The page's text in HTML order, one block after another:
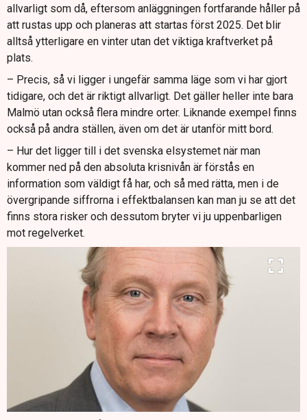
allvarligt som då, eftersom anläggningen fortfarande håller på
att rustas upp och planeras att startas först 2025. Det blir
alltså ytterligare en vinter utan det viktiga kraftverket på
plats.
– Precis, så vi ligger i ungefär samma läge som vi har gjort
tidigare, och det är riktigt allvarligt. Det gäller heller inte bara
Malmö utan också flera mindre orter. Liknande exempel finns
också på andra ställen, även om det är utanför mitt bord.
– Hur det ligger till i det svenska elsystemet när man
kommer ned på den absoluta krisnivån är förstås en
information som väldigt få har, och så med rätta, men i de
övergripande siffrorna i effektbalansen kan man ju se att det
finns stora risker och dessutom bryter vi ju uppenbarligen
mot regelverket.